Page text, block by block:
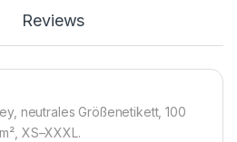
Reviews
neutrales Größenetikett, 100
XS–XXXL.